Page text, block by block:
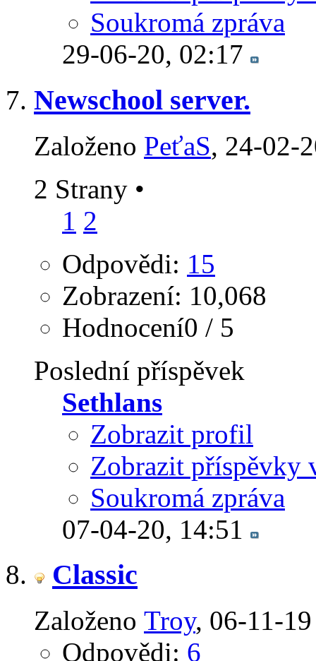
Soukromá zpráva
29-06-20, 02:17
Newschool server.
Založeno PeťaS‎, 24-02-
2 Strany •
1 2
Odpovědi: 15
Zobrazení: 10,068
Hodnocení0 / 5
Poslední příspěvek
Sethlans
Zobrazit profil
Zobrazit příspěvky
Soukromá zpráva
07-04-20, 14:51
Classic
Založeno Troy‎, 06-11-
Odpovědi: 6